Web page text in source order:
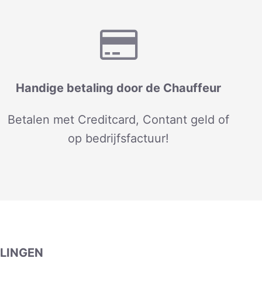
Handige betaling door de Chauffeur
Betalen met Creditcard, Contant geld of
op bedrijfsfactuur!